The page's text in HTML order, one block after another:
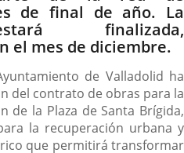
de final de año. La
finalizada,
el mes de diciembre.
de Valladolid ha
del contrato de obras para la
de la Plaza de Santa Brígida,
la recuperación urbana y
que permitirá transformar